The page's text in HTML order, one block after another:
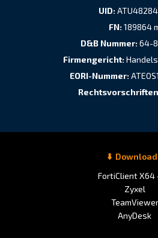
UID:
FN:189864
D&B Nummer:64-
Firmengericht:
EORI-Nummer:
FortiClient X64
Zyxel
TeamViewer
AnyDesk